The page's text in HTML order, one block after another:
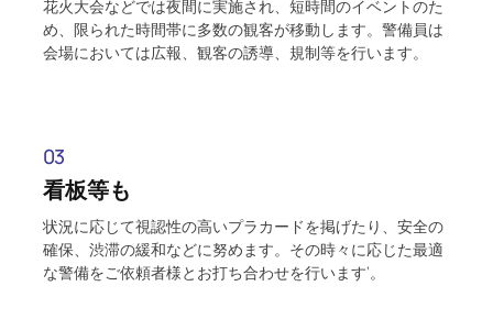
花火大会などでは夜間に実施され、短時間のイベントのた
め、限られた時間帯に多数の観客が移動します。警備員は
会場においては広報、観客の誘導、規制等を行います。
03
看板等も
状況に応じて視認性の高いプラカードを掲げたり、安全の
確保、渋滞の緩和などに努めます。その時々に応じた最適
な警備をご依頼者様とお打ち合わせを行います’。